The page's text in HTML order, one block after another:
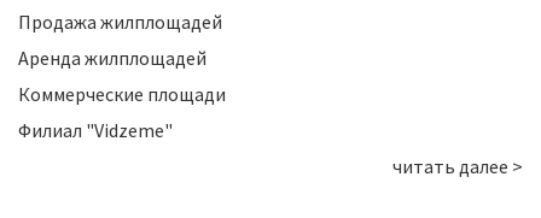
Продажа жилплощадей
Аренда жилплощадей
Коммерческие площади
Филиал "Vidzeme"
читать далее >